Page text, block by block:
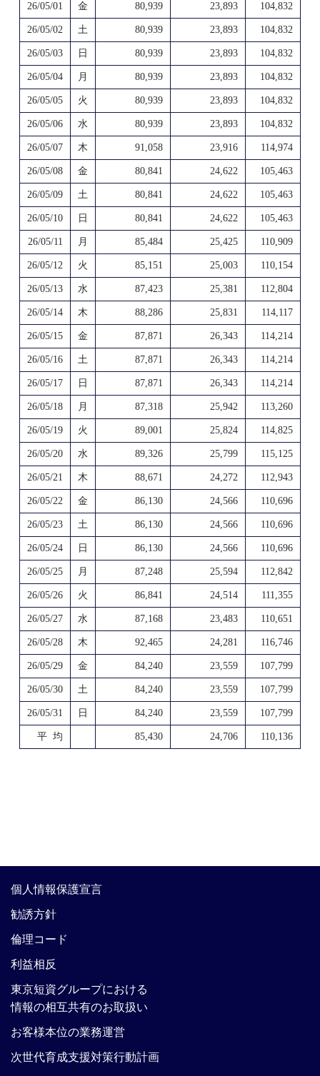
26/05/01 金 80,939 23,893 104,832
26/05/02 土 80,939 23,893 104,832
26/05/03 日 80,939 23,893 104,832
26/05/04 月 80,939 23,893 104,832
26/05/05 火 80,939 23,893 104,832
26/05/06 水 80,939 23,893 104,832
26/05/07 木 91,058 23,916 114,974
26/05/08 金 80,841 24,622 105,463
26/05/09 土 80,841 24,622 105,463
26/05/10 日 80,841 24,622 105,463
26/05/11 月 85,484 25,425 110,909
26/05/12 火 85,151 25,003 110,154
26/05/13 水 87,423 25,381 112,804
26/05/14 木 88,286 25,831 114,117
26/05/15 金 87,871 26,343 114,214
26/05/16 土 87,871 26,343 114,214
26/05/17 日 87,871 26,343 114,214
26/05/18 月 87,318 25,942 113,260
26/05/19 火 89,001 25,824 114,825
26/05/20 水 89,326 25,799 115,125
26/05/21 木 88,671 24,272 112,943
26/05/22 金 86,130 24,566 110,696
26/05/23 土 86,130 24,566 110,696
26/05/24 日 86,130 24,566 110,696
26/05/25 月 87,248 25,594 112,842
26/05/26 火 86,841 24,514 111,355
26/05/27 水 87,168 23,483 110,651
26/05/28 木 92,465 24,281 116,746
26/05/29 金 84,240 23,559 107,799
26/05/30 土 84,240 23,559 107,799
26/05/31 日 84,240 23,559 107,799
平 均 85,430 24,706 110,136
個人情報保護宣言
勧誘方針
倫理コード
利益相反
東京短資グループにおける
情報の相互共有のお取扱い
お客様本位の業務運営
次世代育成支援対策行動計画